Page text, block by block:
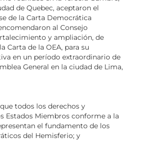
de Quebec, aceptaron el
de la Carta Democrática
al Consejo
y ampliación, de
Carta de la OEA, para su
en un período extraordinario de
General en la ciudad de Lima,
todos los derechos y
Estados Miembros conforme a la
el fundamento de los
del Hemisferio; y